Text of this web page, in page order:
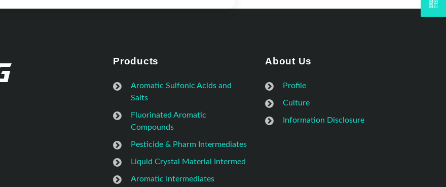
Products
Aromatic Sulfonic Acids and
Salts
Fluorinated Aromatic
Compounds
Pesticide & Pharm Intermediates
Liquid Crystal Material Intermed
Aromatic Intermediates
About Us
Profile
Culture
Information Disclosure